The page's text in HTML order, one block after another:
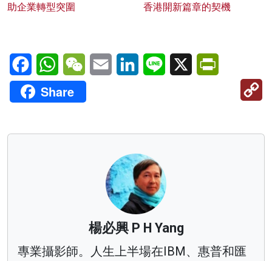
助企業轉型突圍
香港開新篇章的契機
FacebookWhatsAppWeChatEmail LinkedInLine X
Share
楊必興 P H Yang
專業攝影師。人生上半場在IBM、惠普和匯